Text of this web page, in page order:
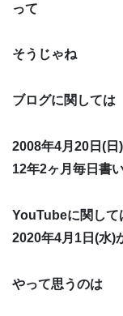
って
そうじゃね
ブログに関しては
2008年4月20日(日
12年2ヶ月毎日書
YouTubeに関して
2020年4月1日(水)
やって思うのは